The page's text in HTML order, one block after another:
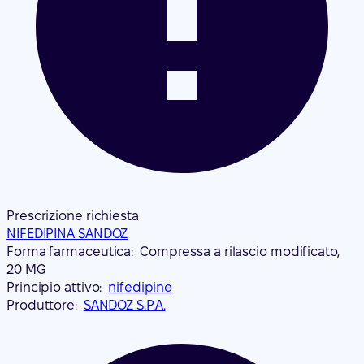
Prescrizione richiesta
NIFEDIPINA SANDOZ
Forma farmaceutica: Compressa a rilascio modificato,
20 MG
Principio attivo: nifedipine
Produttore: SANDOZ S.P.A.